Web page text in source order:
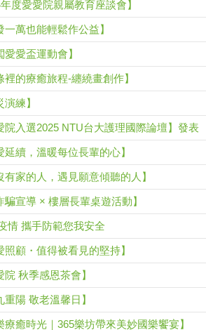
度愛愛院親屬教育座談會】
一萬也能輕鬆作公益】
愛盃運動會】
裡的療癒旅程-纏繞畫創作】
練】
院入選2025 NTU台大護理國際論壇】發表
延續，溫暖每位長輩的心】
有家的人，遇見願意傾聽的人】
騙宣導 × 樓層長輩桌遊活動】
情 攜手防範您我安全
照顧・值得被看見的堅持】
秋季感恩茶會】
陽 敬老溫馨日】
療癒時光｜365樂坊帶來美妙國樂饗宴】